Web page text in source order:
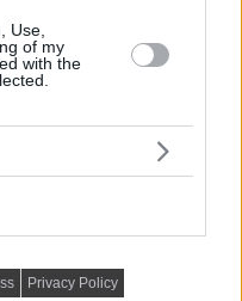
Use,
of my
with the
Privacy Policy
TIPPEK, TANÁCSOK